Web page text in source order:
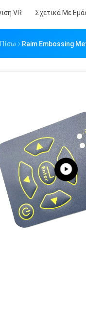
VR Σχετικά Με
Raim Embossing